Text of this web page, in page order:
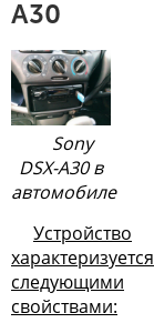
A30
Sony
DSX-A30 в
автомобиле
Устройство
характеризуется
следующими
свойствами: